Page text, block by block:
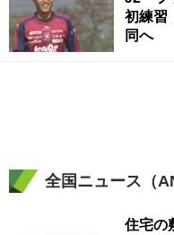
初練習
同へ
全国ニュース（
住宅の